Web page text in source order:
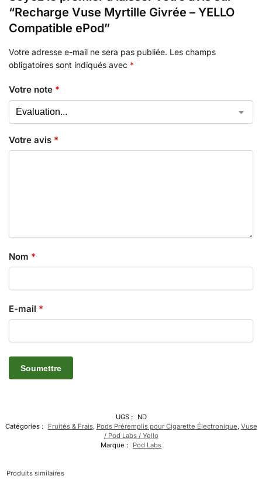
“Recharge Vuse Myrtille Givrée – YELLO
Compatible ePod”
Votre adresse e-mail ne sera pas publiée. Les champs
obligatoires sont indiqués avec *
Votre note *
Votre avis *
Nom *
E-mail *
UGS :
ND
Catégories :
Fruités & Frais, Pods Préremplis pour Cigarette Électronique, Vuse
/ Pod Labs / Yello
Marque :
Pod Labs
Produits similaires